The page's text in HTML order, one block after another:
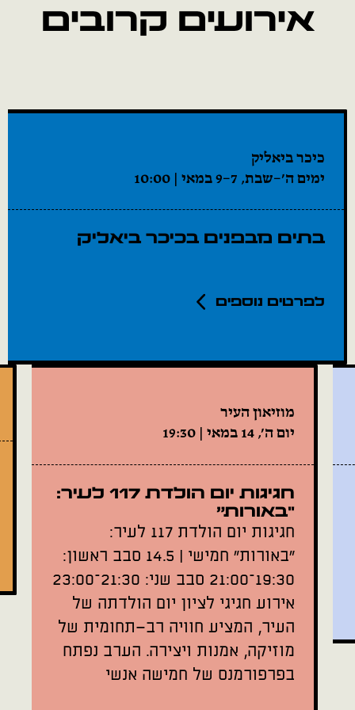
אירועים קרובים
כיכר ביאליק
ימים ה׳–שבת, 7–9 במאי | 10:00
בתים מבפנים בכיכר ביאליק
לפרטים נוספים
מוזיאון העיר
יום ה׳, 14 במאי | 19:30
חגיגות יום הולדת 117 לעיר:
"באורות"
חגיגות יום הולדת 117 לעיר:
"באורות" חמישי | 14.5 סבב ראשון:
19:30–21:00 סבב שני: 21:30–23:00
אירוע חגיגי לציון יום הולדתה של
העיר, המציע חוויה רב־תחומית של
מוזיקה, אמנות ויצירה. הערב נפתח
בפרפורמנס של חמישה אנשי